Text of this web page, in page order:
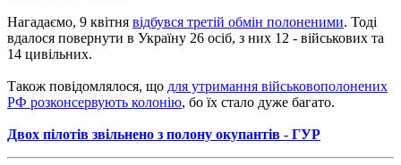
Нагадаємо, 9 квітня відбувся третій обмін полоненими. Тоді
вдалося повернути в Україну 26 осіб, з них 12 - військових та
14 цивільних.
Також повідомлялося, що для утримання військовополонених
РФ розконсервують колонію, бо їх стало дуже багато.
Двох пілотів звільнено з полону окупантів - ГУР